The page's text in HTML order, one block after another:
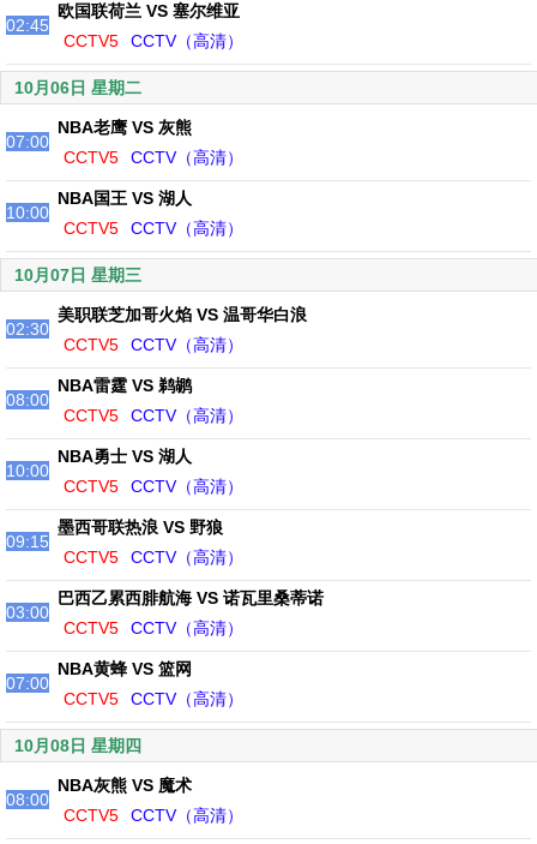
02:45
欧国联荷兰 VS 塞尔维亚
CCTV5
CCTV（高清）
10月06日 星期二
07:00
NBA老鹰 VS 灰熊
CCTV5
CCTV（高清）
10:00
NBA国王 VS 湖人
CCTV5
CCTV（高清）
10月07日 星期三
02:30
美职联芝加哥火焰 VS 温哥华白浪
CCTV5
CCTV（高清）
08:00
NBA雷霆 VS 鹈鹕
CCTV5
CCTV（高清）
10:00
NBA勇士 VS 湖人
CCTV5
CCTV（高清）
09:15
墨西哥联热浪 VS 野狼
CCTV5
CCTV（高清）
03:00
巴西乙累西腓航海 VS 诺瓦里桑蒂诺
CCTV5
CCTV（高清）
07:00
NBA黄蜂 VS 篮网
CCTV5
CCTV（高清）
10月08日 星期四
08:00
NBA灰熊 VS 魔术
CCTV5
CCTV（高清）